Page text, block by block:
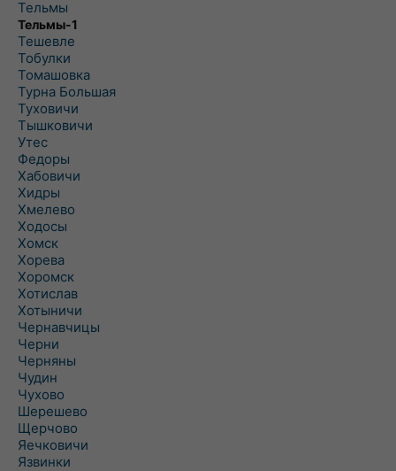
Тельмы
Тельмы-1
Тешевле
Тобулки
Томашовка
Турна Большая
Туховичи
Тышковичи
Утес
Федоры
Хабовичи
Хидры
Хмелево
Ходосы
Хомск
Хорева
Хоромск
Хотислав
Хотыничи
Чернавчицы
Черни
Черняны
Чудин
Чухово
Шерешево
Щерчово
Яечковичи
Язвинки